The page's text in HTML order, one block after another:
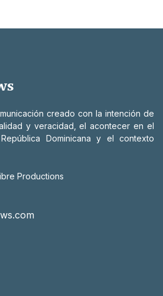
creado con la intención de
y veracidad, el acontecer en el
Dominicana y el contexto
Productions